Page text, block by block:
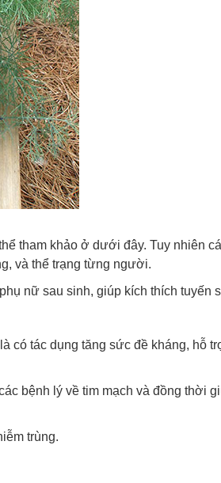
tham khảo ở dưới đây. Tuy nhiên
và thể trạng từng người.
nữ sau sinh, giúp kích thích tuyến
có tác dụng tăng sức đề kháng, hỗ
bệnh lý về tim mạch và đồng thời
trùng.